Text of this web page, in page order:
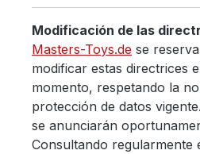
Modificación de las
Masters-Toys.de se
modificar estas directrices
momento, respetando la
protección de datos
se anunciarán
Consultando regularmente